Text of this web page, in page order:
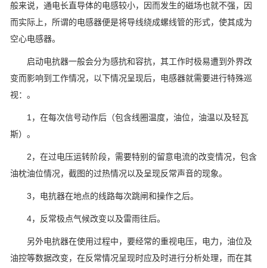
般来说，通电长直导体的电感较小，因而发生的磁场也就不强，因
而实际上，所谓的电感器便是将导线绕成螺线管的形式，使其成为
空心电感器。
启动电抗器一般会分为感抗和容抗，其工作时极易遭到外界改
变而影响到工作情况，以下情况呈现后，电感器就需要进行特殊巡
视：。
1，在每次信号动作后（包含线圈温度，油位，油温以及轻瓦
斯）。
2，在过电压运转阶段，需要特别的留意电流的改变情况，包含
油枕油位情况，截图的过热情况以及呈现反常声音的现象。
3，电抗器在地点的线路每次跳闸和操作之后。
4，反常极点气候改变以及雷雨往后。
另外电抗器在使用过程中，要经常的重视电压，电力，油位及
油控等数据改变，在反常情况呈现时应及时进行分析处理，而在其